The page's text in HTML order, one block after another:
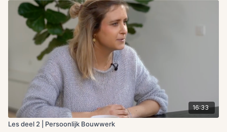
16:33
Les deel 2 | Persoonlijk Bouwwerk